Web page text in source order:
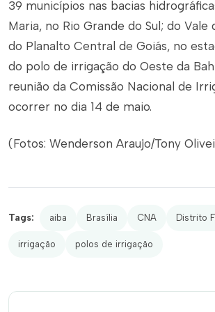
39 municípios nas bacias
Maria, no Rio Grande do Sul; do Vale
do Planalto Central de Goiás, no
do polo de irrigação do Oeste da
reunião da Comissão Nacional de
ocorrer no dia 14 de maio.
(Fotos: Wenderson Araujo/Tony
Tags: aiba Brasília CNA Distrito
irrigação polos de irrigação